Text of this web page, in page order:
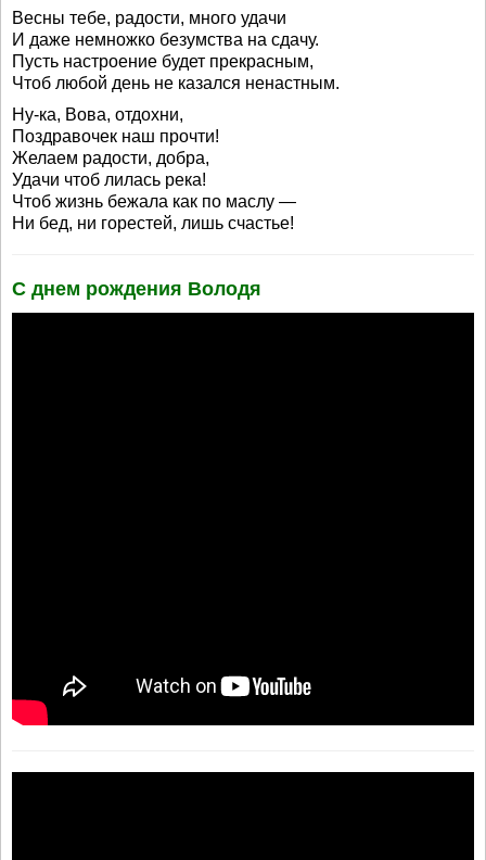
Весны тебе, радости, много удачи
И даже немножко безумства на сдачу.
Пусть настроение будет прекрасным,
Чтоб любой день не казался ненастным.
Ну-ка, Вова, отдохни,
Поздравочек наш прочти!
Желаем радости, добра,
Удачи чтоб лилась река!
Чтоб жизнь бежала как по маслу —
Ни бед, ни горестей, лишь счастье!
С днем рождения Володя